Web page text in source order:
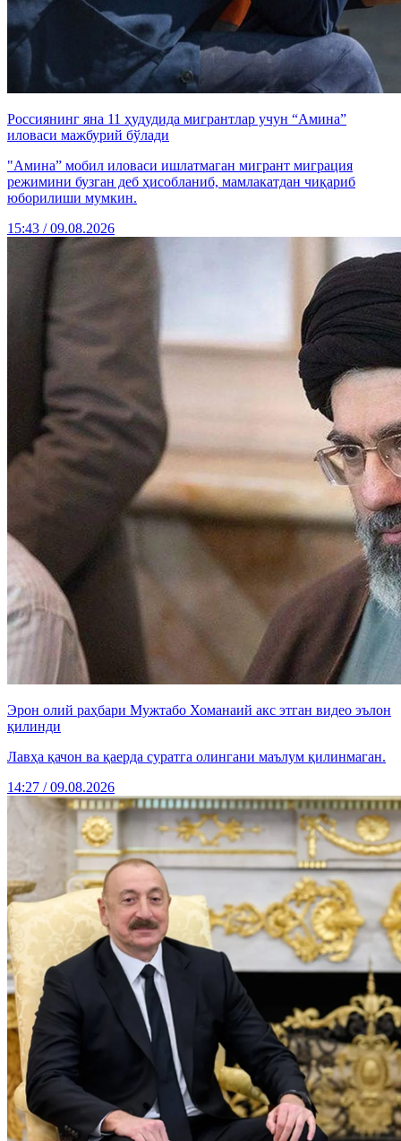
Россиянинг яна 11 ҳудудида мигрантлар учун “Амина”
иловаси мажбурий бўлади
"Амина” мобил иловаси ишлатмаган мигрант миграция
режимини бузган деб ҳисобланиб, мамлакатдан чиқариб
юборилиши мумкин.
15:43 / 09.08.2026
Эрон олий раҳбари Мужтабо Хоманаий акс этган видео эълон
қилинди
Лавҳа қачон ва қаерда суратга олингани маълум қилинмаган.
14:27 / 09.08.2026